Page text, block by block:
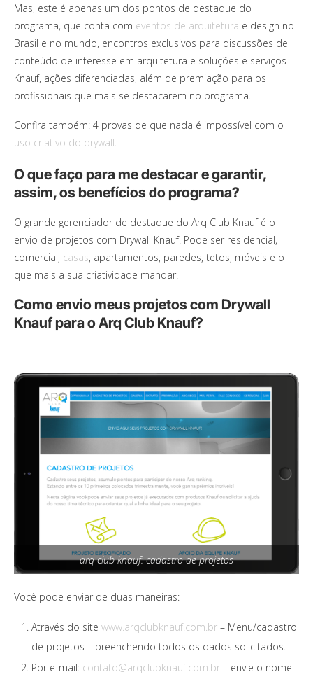
Mas, este é apenas um dos pontos de destaque do
programa, que conta com eventos de arquitetura e design no
Brasil e no mundo, encontros exclusivos para discussões de
conteúdo de interesse em arquitetura e soluções e serviços
Knauf, ações diferenciadas, além de premiação para os
profissionais que mais se destacarem no programa.
Confira também: 4 provas de que nada é impossível com o
uso criativo do drywall
O que faço para me destacar e garantir,
assim, os benefícios do programa?
O grande gerenciador de destaque do Arq Club Knauf é o
envio de projetos com Drywall Knauf. Pode ser residencial,
comercial, casas, apartamentos, paredes, tetos, móveis e o
que mais a sua criatividade mandar!
Como envio meus projetos com Drywall
Knauf para o Arq Club Knauf?
arq club knauf: cadastro de projetos
Você pode enviar de duas maneiras:
Através do site www.arqclubknauf.com.br – Menu/cadastro
de projetos – preenchendo todos os dados solicitados.
Por e-mail: contato@arqclubknauf.com.br – envie o nome